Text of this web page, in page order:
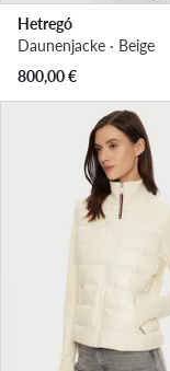
Hetregó
Daunenjacke · Beige
800,00€